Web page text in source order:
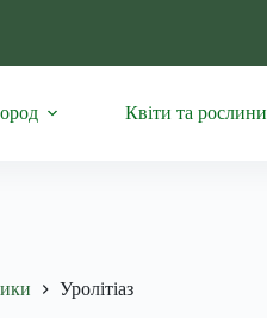
Квіти та рослини
Уролітіаз